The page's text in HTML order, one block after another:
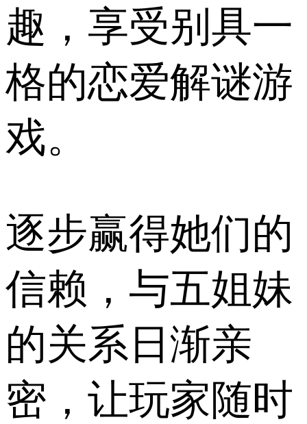
趣，享受别具一
格的恋爱解谜游
戏。
逐步赢得她们的
信赖，与五姐妹
的关系日渐亲
密，让玩家随时